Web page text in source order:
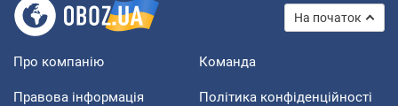
На початок
Про компанію Команда
Правова інформація Політика конфіденційності